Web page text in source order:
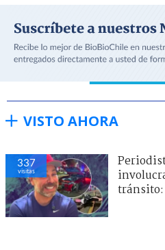
VISTO AHORA
337
visitas
tránsito: